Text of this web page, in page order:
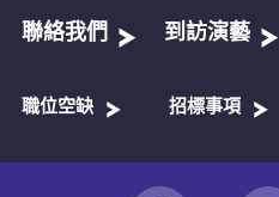
聯絡我們 到訪演藝
職位空缺 招標事項